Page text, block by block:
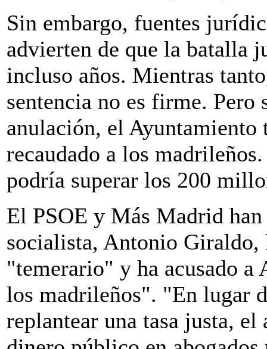
Sin embargo, fuentes
advierten de que la batalla
incluso años. Mientras
sentencia no es firme.
anulación, el
recaudado a los
podría superar los 200
El PSOE y Más Madrid
socialista, Antonio Giraldo,
"temerario" y ha acusado a
los madrileños". "En lugar
replantear una tasa justa,